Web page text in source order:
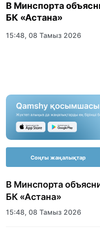
В Минспорта
БК «Астана»
15:48, 08 Тамыз 2026
Соңғы жаңалықтар
В Минспорта
БК «Астана»
15:48, 08 Тамыз 2026